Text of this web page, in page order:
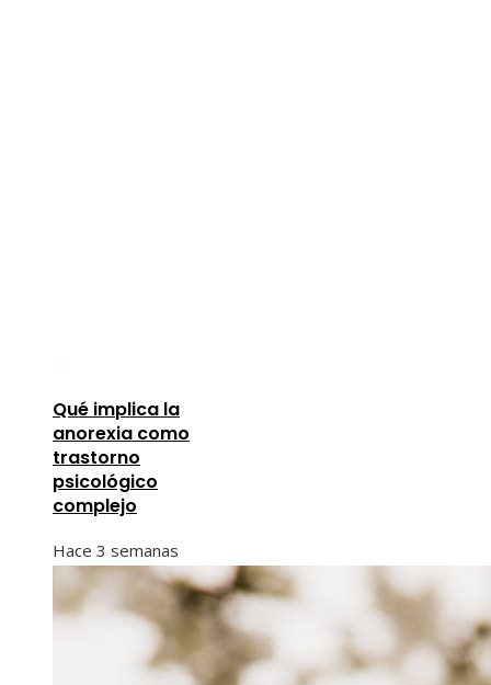
Qué implica la
anorexia como
trastorno
psicológico
complejo
Hace 3 semanas